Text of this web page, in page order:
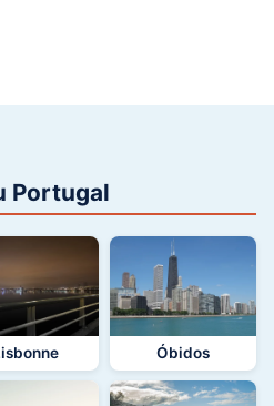
Portugal
Óbidos